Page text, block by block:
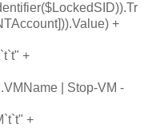
+
+
| Stop-VM -
+